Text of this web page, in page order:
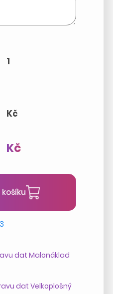
1
Kč
Kč
dat Malonáklad
dat Velkoplošný